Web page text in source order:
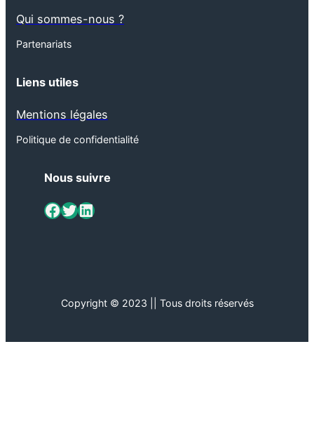
Qui sommes-nous ?
Partenariats
Liens utiles
Mentions légales
Politique de confidentialité
Nous suivre
ViaMétiers sur Facebook Twitter LinkedIn
Copyright © 2023 || Tous droits réservés